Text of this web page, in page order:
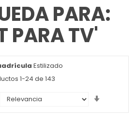
PARA:
PARA TV'
Estilizado
1-24 de 143